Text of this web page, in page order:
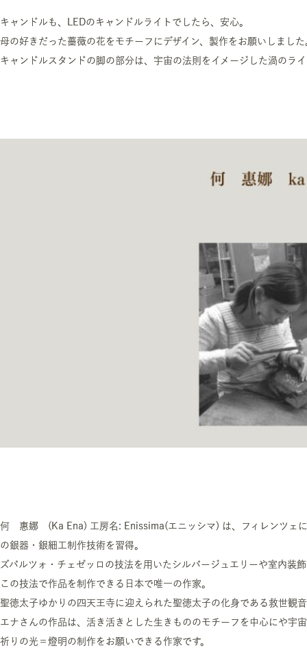
キャンドルも、LEDのキャンドルライトでしたら、安心。
母の好きだった薔薇の花をモチーフにデザイン、製作をお願いしました
キャンドルスタンドの脚の部分は、宇宙の法則をイメージした渦のラ
何 惠娜 (Ka Ena) 工房名: Enissima(エニッシマ) は、フィレンツェ
の銀器・銀細工制作技術を習得。
ズバルツォ・チェゼッロの技法を用いたシルバージュエリーや室内装
この技法で作品を制作できる日本で唯一の作家。
聖徳太子ゆかりの四天王寺に迎えられた聖徳太子の化身である救世観
エナさんの作品は、活き活きとした生きもののモチーフを中心にや宇
祈りの光＝燈明の制作をお願いできる作家です。